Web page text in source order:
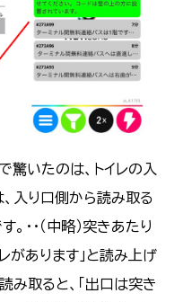
いたのは、トイレの入
入り口側から読み取る
・・（中略）突きあたり
があります」と読み上げ
み取ると、「出口は突き